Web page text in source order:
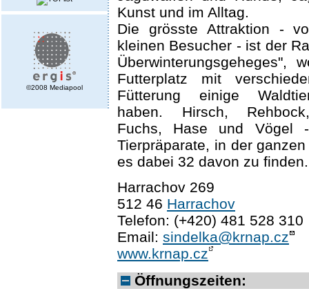
©2008 Mediapool
Kunst und im Alltag.
Die grösste Attraktion -
kleinen Besucher - ist der
Überwinterungsgeheges",
Futterplatz mit
Fütterung einige
haben. Hirsch,
Fuchs, Hase und Vögel
Tierpräparate, in der
es dabei 32 davon zu finden.
Harrachov 269
512 46 Harrachov
Telefon: (+420) 481 528 310
Email: sindelka@krnap.cz
www.krnap.cz
Öffnungszeiten: